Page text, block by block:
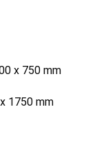
x 750 mm
1750 mm